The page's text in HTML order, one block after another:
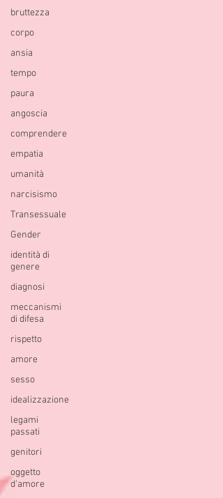
bruttezza
corpo
ansia
tempo
paura
angoscia
comprendere
empatia
umanità
narcisismo
Transessuale
Gender
identità di
genere
diagnosi
meccanismi
di difesa
rispetto
amore
sesso
idealizzazione
legami
passati
genitori
oggetto
d'amore